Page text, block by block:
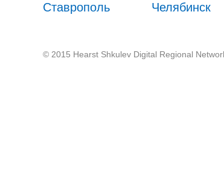
Ставрополь Челябинск
© 2015 Hearst Shkulev Digital Regional